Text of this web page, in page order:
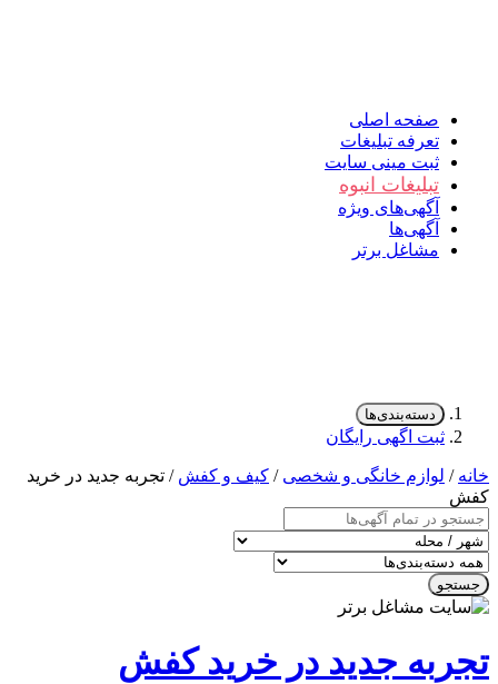
صفحه اصلی
تعرفه تبلیغات
ثبت مینی سایت
تبلیغات انبوه
آگهی‌های ویژه
آگهی‌ها
مشاغل برتر
دسته‌بندی‌ها
ثبت اگهی رایگان
/لوازم خانگی و شخصی/کیف و کفش/ تجربه جدید در خرید
جدید در خرید کفش